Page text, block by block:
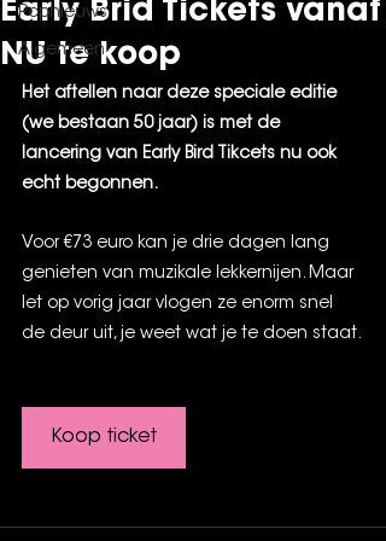
Popnieuws
Algemeen
Early Brid Tickets vanaf
NU te koop
Het aftellen naar deze speciale editie
(we bestaan 50 jaar) is met de
lancering van Early Bird Tikcets nu ook
echt begonnen.
Voor €73 euro kan je drie dagen lang
genieten van muzikale lekkernijen. Maar
let op vorig jaar vlogen ze enorm snel
de deur uit, je weet wat je te doen staat.
Koop ticket